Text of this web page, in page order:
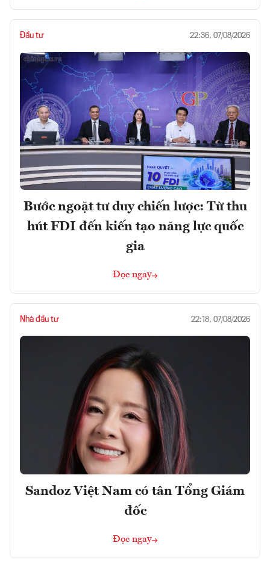
Đầu tư 22:36, 07/08/2026
Bước ngoặt tư duy chiến lược: Từ thu
hút FDI đến kiến tạo năng lực quốc
gia
Đọc ngay
Nhà đầu tư 22:18, 07/08/2026
Sandoz Việt Nam có tân Tổng Giám
đốc
Đọc ngay